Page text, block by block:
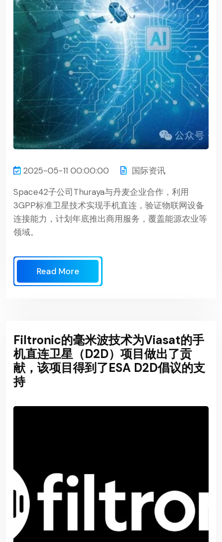
2025-05-11 00:00:00
国际资讯
Space42子公司Thuraya与丹麦企业合作，利用
3GPP标准卫星技术实现手机直连，验证物联网设备
连接能力，计划年底推出商用服务，覆盖能源农业等
领域。
Read More
Filtronic的毫米波技术为Viasat的手
机直连卫星（D2D）项目做出了贡
献，该项目得到了ESA D2D倡议的支
持